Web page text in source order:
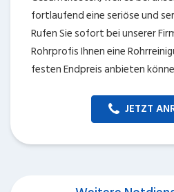
fortlaufend eine seriöse und
Rufen Sie sofort bei unserer
Rohrprofis Ihnen eine
festen Endpreis anbieten
JETZT